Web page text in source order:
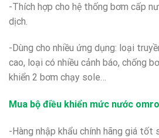
-Thích hợp cho hệ thống bơm cấp
dịch.
-Dùng cho nhiều ứng dụng: loại
cao, loại có nhiều cảnh báo, chống
khiển 2 bơm chạy sole…
Mua bộ điều khiển mức nước
-Hàng nhập khẩu chính hãng giá tốt